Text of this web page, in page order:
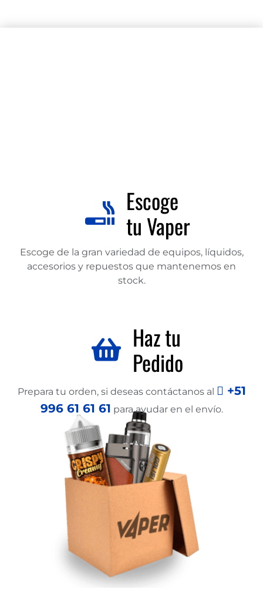
Escoge
tu Vaper
Escoge de la gran variedad de equipos, líquidos,
accesorios y repuestos que mantenemos en
stock.
Haz tu
Pedido
Prepara tu orden, si deseas contáctanos al
+51
996 61 61 61 para ayudar en el envío.